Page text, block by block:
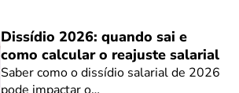
Dissídio 2026: quando sai e
como calcular o reajuste salarial
Saber como o dissídio salarial de 2026